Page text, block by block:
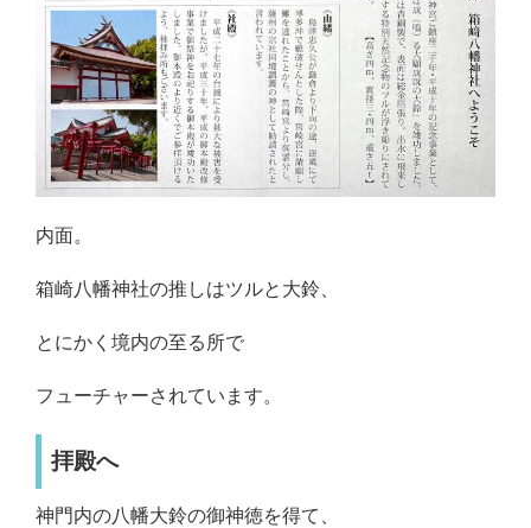
内面。
箱崎八幡神社の推しはツルと大鈴、
とにかく境内の至る所で
フューチャーされています。
拝殿へ
神門内の八幡大鈴の御神徳を得て、